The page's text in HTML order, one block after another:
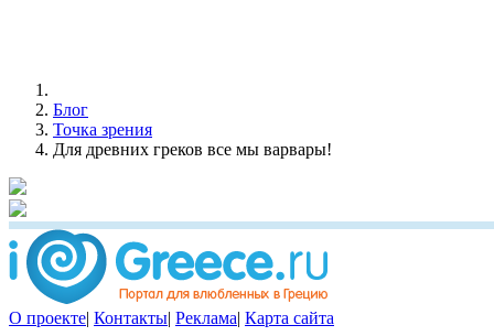
Блог
Точка зрения
Для древних греков все мы варвары!
О проекте| Контакты| Реклама| Карта сайта